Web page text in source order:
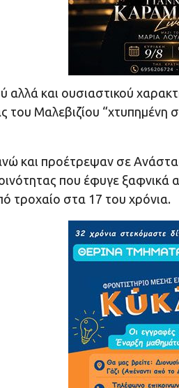
αλλά και ουσιαστικού
του Μαλεβιζίου
και προέτρεψαν σε
που έφυγε ξαφνικά
τροχαίο στα 17 του χρόνια.